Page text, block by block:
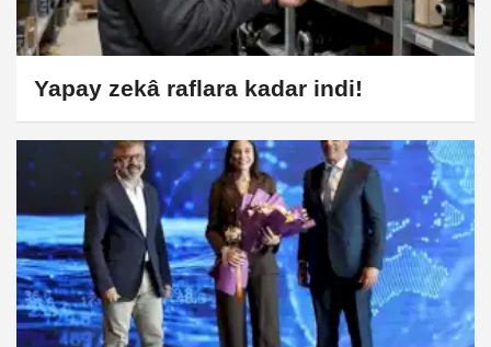
Yapay zekâ raflara kadar indi!